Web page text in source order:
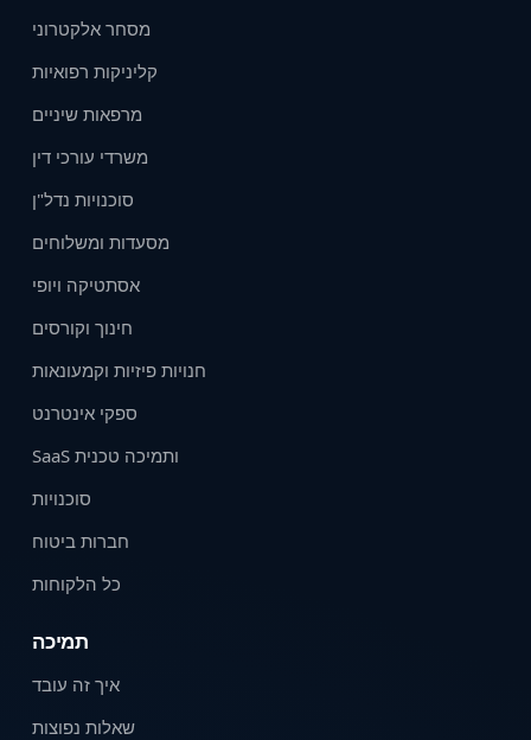
מסחר אלקטרוני
קליניקות רפואיות
מרפאות שיניים
משרדי עורכי דין
סוכנויות נדל"ן
מסעדות ומשלוחים
אסתטיקה ויופי
חינוך וקורסים
חנויות פיזיות וקמעונאות
ספקי אינטרנט
SaaS ותמיכה טכנית
סוכנויות
חברות ביטוח
כל הלקוחות
תמיכה
איך זה עובד
שאלות נפוצות